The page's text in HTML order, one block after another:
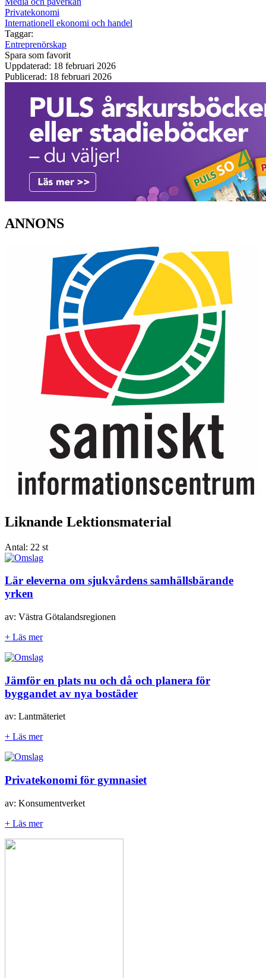
Privatekonomi
Internationell ekonomi och handel
Taggar:
Entreprenörskap
Spara som favorit
Uppdaterad: 18 februari 2026
Publicerad: 18 februari 2026
ANNONS
Liknande Lektionsmaterial
Antal: 22 st
Lär eleverna om sjukvårdens samhällsbärande
yrken
av: Västra Götalandsregionen
+ Läs mer
Jämför en plats nu och då och planera för
byggandet av nya bostäder
av: Lantmäteriet
+ Läs mer
Privatekonomi för gymnasiet
av: Konsumentverket
+ Läs mer